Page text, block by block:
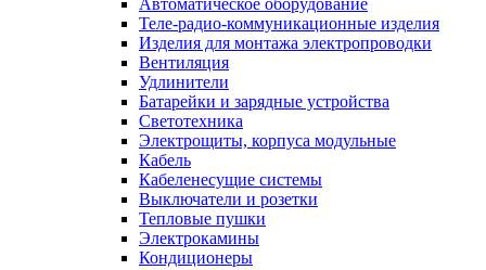
Теле-радио-коммуникационные изделия
Изделия для монтажа электропроводки
Вентиляция
Удлинители
Батарейки и зарядные устройства
Светотехника
Электрощиты, корпуса модульные
Кабель
Кабеленесущие системы
Выключатели и розетки
Тепловые пушки
Электрокамины
Кондиционеры